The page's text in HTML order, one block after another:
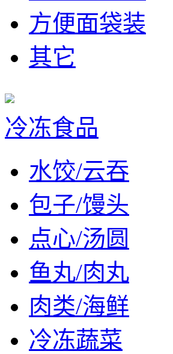
方便面袋装
其它
冷冻食品
水饺/云吞
包子/馒头
点心/汤圆
鱼丸/肉丸
肉类/海鲜
冷冻蔬菜